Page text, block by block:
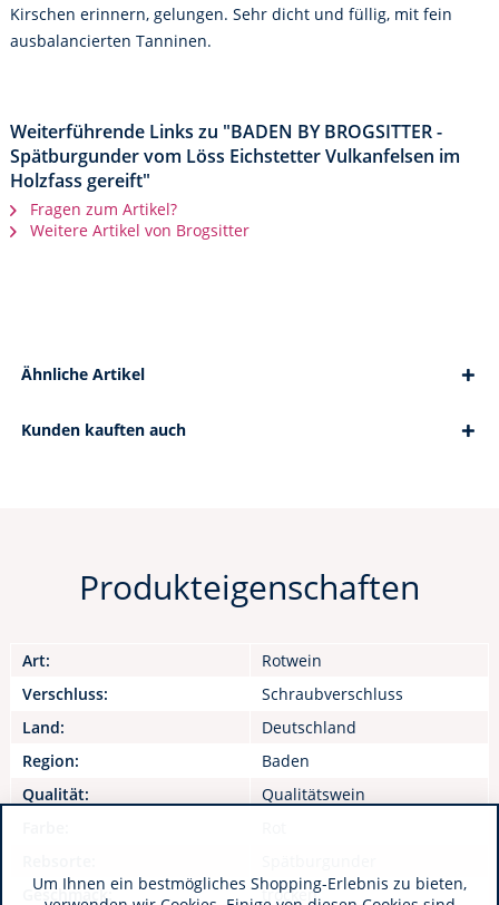
Kirschen erinnern, gelungen. Sehr dicht und füllig, mit fein
ausbalancierten Tanninen.
Weiterführende Links zu "BADEN BY BROGSITTER -
Spätburgunder vom Löss Eichstetter Vulkanfelsen im
Holzfass gereift"
Fragen zum Artikel?
Weitere Artikel von Brogsitter
Ähnliche Artikel
Kunden kauften auch
Produkteigenschaften
Art:
Rotwein
Verschluss:
Schraubverschluss
Land:
Deutschland
Region:
Baden
Qualität:
Qualitätswein
Geschmack:
trocken
Um Ihnen ein bestmögliches Shopping-Erlebnis zu bieten,